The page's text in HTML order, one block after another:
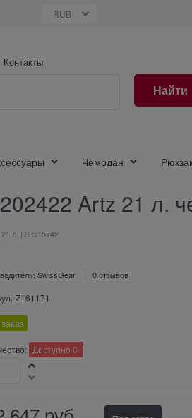
Контакты
Найти
Чемодан
Artz 21 л.
л. | 33х15x42
SwissGear 0 отзывов
Z161171
Доступно 0